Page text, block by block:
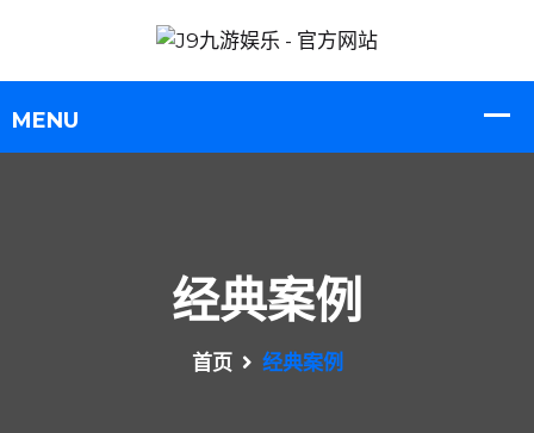
经典案例
首页 经典案例